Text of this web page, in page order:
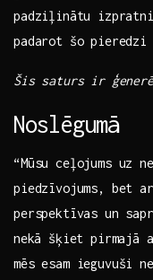
padziļinātu
padarot šo pieredzi
Šis saturs ir
Noslēgumā
“Mūsu ceļojums
piedzīvojums, bet
perspektīvas un
⁢nekā šķiet pirmajā
mēs esam ieguvuši⁤